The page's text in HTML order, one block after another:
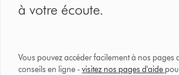
à votre écoute.
Vous pouvez accéder facilement à nos pages
conseils en ligne -visitez nos pages d'aide